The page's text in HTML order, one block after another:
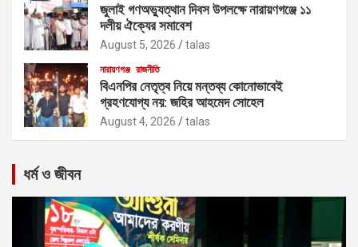
জুলাই গণঅভ্যুত্থান দিবস উপলক্ষে নারায়ণগঞ্জে ১১
দলীয় ঐক্যের সমাবেশ
August 5, 2026 talas
নারায়ণগঞ্জ রাজনীতি
বিএনপির নেতৃত্ব নিয়ে মন্তব্য কোনোভাবেই
গ্রহণযোগ্য নয়: জহির আহমেদ সোহেল
August 4, 2026 talas
ধর্ম ও জীবন